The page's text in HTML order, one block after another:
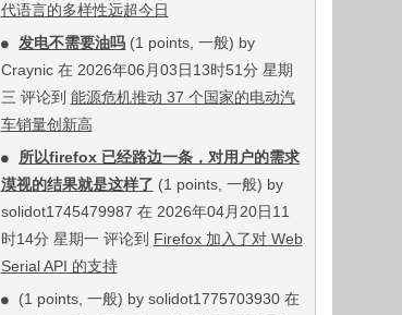
代语言的多样性远超今日
发电不需要油吗 (1 points, 一般) by
Craynic 在 2026年06月03日13时51分 星期
三 评论到 能源危机推动 37 个国家的电动汽
车销量创新高
所以firefox 已经路边一条，对用户的需求
漠视的结果就是这样了 (1 points, 一般) by
solidot1745479987 在 2026年04月20日11
时14分 星期一 评论到 Firefox 加入了对 Web
Serial API 的支持
(1 points, 一般) by solidot1775703930 在